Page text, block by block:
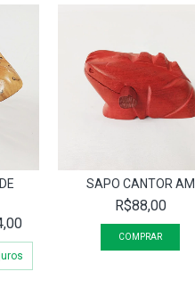
SAPO CANTOR AM
R$88,00